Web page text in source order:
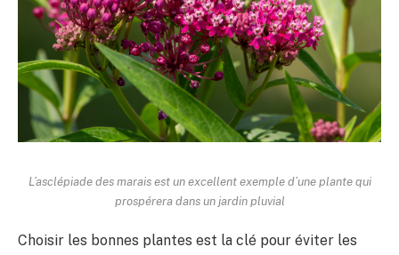
L’asclépiade des marais est un excellent exemple d’une plante qui
prospérera dans un jardin pluvial
Choisir les bonnes plantes est la clé pour éviter les